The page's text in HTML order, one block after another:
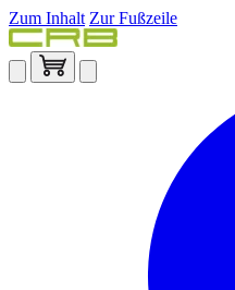
Zum Inhalt Zur Fußzeile